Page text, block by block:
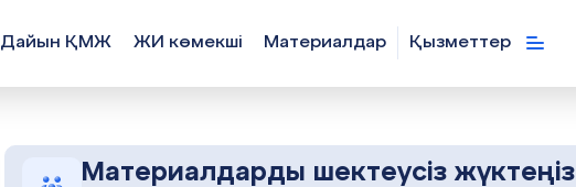
Дайын ҚМЖ ЖИ көмекші Материалдар Қызметтер
Материалдарды шектеусіз жүктеңіз